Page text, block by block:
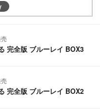
完全版 ブルーレイ BOX3
完全版 ブルーレイ BOX2